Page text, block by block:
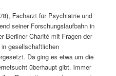
Facharzt für Psychiatrie und
seiner Forschungslaufbahn in
Berliner Charité mit Fragen der
gesellschaftlichen
Da ging es etwa um die
überhaupt gibt. Immer